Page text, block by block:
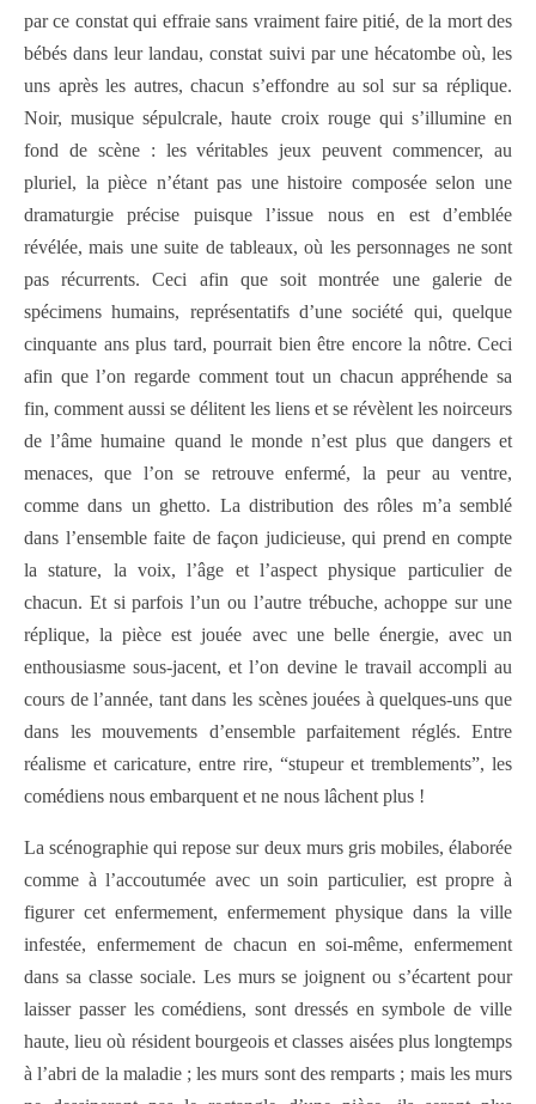
par ce constat qui effraie sans vraiment faire pitié, de la mort des
bébés dans leur landau, constat suivi par une hécatombe où, les
uns après les autres, chacun s’effondre au sol sur sa réplique.
Noir, musique sépulcrale, haute croix rouge qui s’illumine en
fond de scène : les véritables jeux peuvent commencer, au
pluriel, la pièce n’étant pas une histoire composée selon une
dramaturgie précise puisque l’issue nous en est d’emblée
révélée, mais une suite de tableaux, où les personnages ne sont
pas récurrents. Ceci afin que soit montrée une galerie de
spécimens humains, représentatifs d’une société qui, quelque
cinquante ans plus tard, pourrait bien être encore la nôtre. Ceci
afin que l’on regarde comment tout un chacun appréhende sa
fin, comment aussi se délitent les liens et se révèlent les noirceurs
de l’âme humaine quand le monde n’est plus que dangers et
menaces, que l’on se retrouve enfermé, la peur au ventre,
comme dans un ghetto. La distribution des rôles m’a semblé
dans l’ensemble faite de façon judicieuse, qui prend en compte
la stature, la voix, l’âge et l’aspect physique particulier de
chacun. Et si parfois l’un ou l’autre trébuche, achoppe sur une
réplique, la pièce est jouée avec une belle énergie, avec un
enthousiasme sous-jacent, et l’on devine le travail accompli au
cours de l’année, tant dans les scènes jouées à quelques-uns que
dans les mouvements d’ensemble parfaitement réglés. Entre
réalisme et caricature, entre rire, “stupeur et tremblements”, les
comédiens nous embarquent et ne nous lâchent plus !
La scénographie qui repose sur deux murs gris mobiles, élaborée
comme à l’accoutumée avec un soin particulier, est propre à
figurer cet enfermement, enfermement physique dans la ville
infestée, enfermement de chacun en soi-même, enfermement
dans sa classe sociale. Les murs se joignent ou s’écartent pour
laisser passer les comédiens, sont dressés en symbole de ville
haute, lieu où résident bourgeois et classes aisées plus longtemps
à l’abri de la maladie ; les murs sont des remparts ; mais les murs